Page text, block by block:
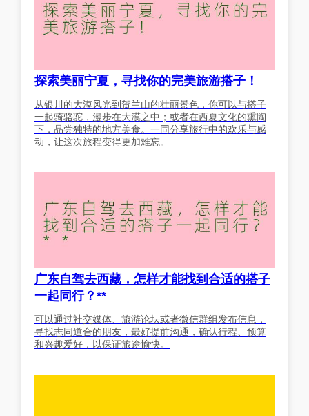
探索美丽宁夏，寻找你的完美旅游搭子！
从银川的大漠风光到贺兰山的壮丽景色，你可以与搭子
一起骑骆驼，漫步在大漠之中；或者在西夏文化的熏陶
下，品尝独特的地方美食。一同分享旅行中的欢乐与感
动，让这次旅程变得更加难忘。
广东自驾去西藏，怎样才能找到合适的搭子
一起同行？**
可以通过社交媒体、旅游论坛或者微信群组发布信息，
寻找志同道合的朋友，最好提前沟通，确认行程、预算
和兴趣爱好，以保证旅途愉快。